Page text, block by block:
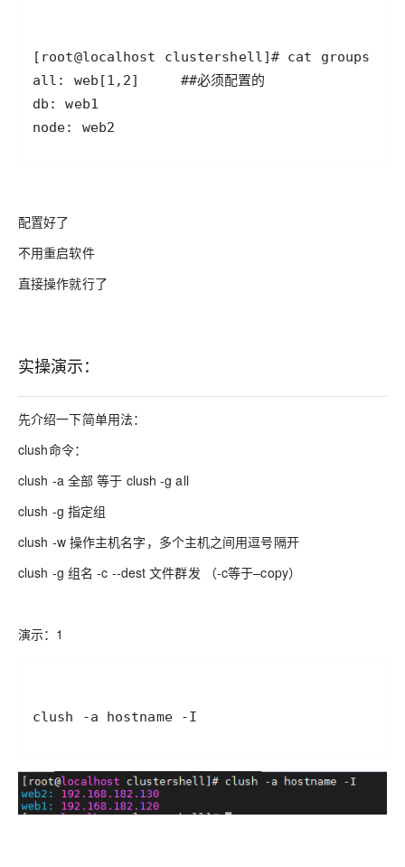
node: web2
配置好了
不用重启软件
直接操作就行了
实操演示：
先介绍一下简单用法：
clush命令：
clush -a 全部 等于 clush -g all
clush -g 指定组
clush -w 操作主机名字，多个主机之间用逗号隔开
clush -g 组名 -c --dest 文件群发 （-c等于–copy）
演示：1
clush -a hostname -I